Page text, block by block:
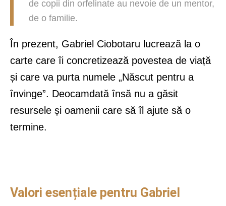
de copii din orfelinate au nevoie de un mentor,
de o familie.
În prezent, Gabriel Ciobotaru lucrează la o
carte care îi concretizează povestea de viață
și care va purta numele „Născut pentru a
învinge”. Deocamdată însă nu a găsit
resursele și oamenii care să îl ajute să o
termine.
Valori esențiale pentru Gabriel